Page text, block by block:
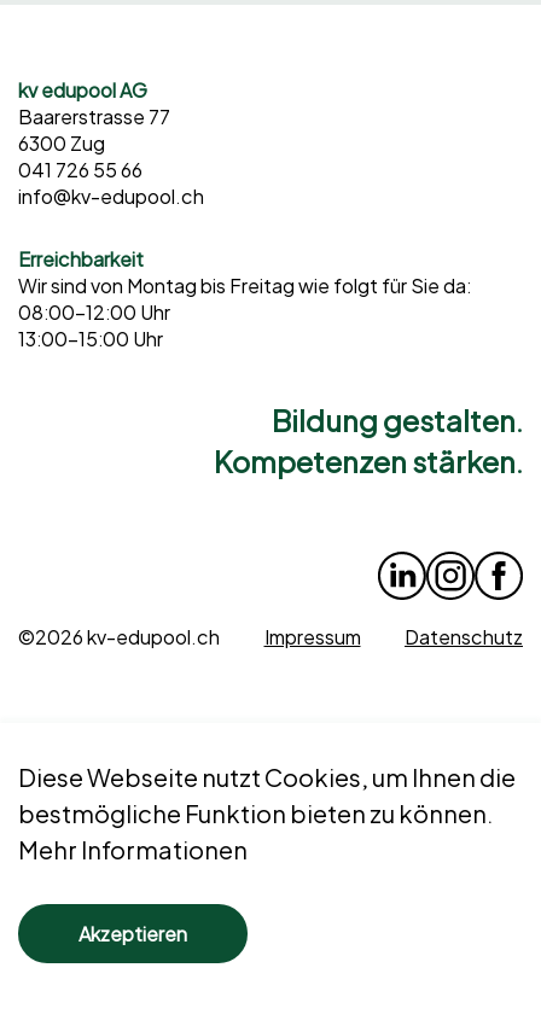
kv edupool AG
Baarerstrasse 77
6300 Zug
041 726 55 66
info@kv-edupool.ch
Erreichbarkeit
Wir sind von Montag bis Freitag wie folgt für Sie da:
08:00–12:00 Uhr
13:00–15:00 Uhr
©2026 kv-edupool.ch Impressum Datenschutz
Bildung gestalten.
Kompetenzen stärken.
Diese Webseite nutzt Cookies, um Ihnen die
bestmögliche Funktion bieten zu können.
Mehr Informationen
Akzeptieren